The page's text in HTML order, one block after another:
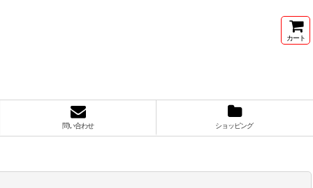
カート
問い合わせ ショッピング